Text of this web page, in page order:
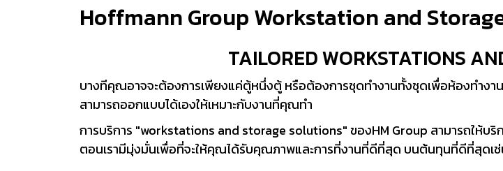
มีดคัตเตอร์นิรภัย (safety cutter)
สินค้าประเภทประแจ
สินค้าแนะนำประเภทไขควง เครื่องมือขัดและตกแต่
เครื่องมือสำหรับการทำงานในที่สูง
ประเภท
Hoffmann Group Workstation and
TAILORED WORKSTATIONS
บางทีคุณอาจจะต้องการเพียงแค่ตู้หนึ่งตู้ หรือต้องการชุดทำงานทั้งชุดเพื่อห้องทำง
สามารถออกแบบได้เองให้เหมาะกับงานที่คุณทำ
การบริการ "workstations and storage solutions" ของHM Group สามารถให้บ
ตอนเรามีมุ่งมั่นเพื่อที่จะให้คุณได้รับคุณภาพและการที่งานที่ดีที่สุด บนต้นทุนที่ดีที่สุดเ